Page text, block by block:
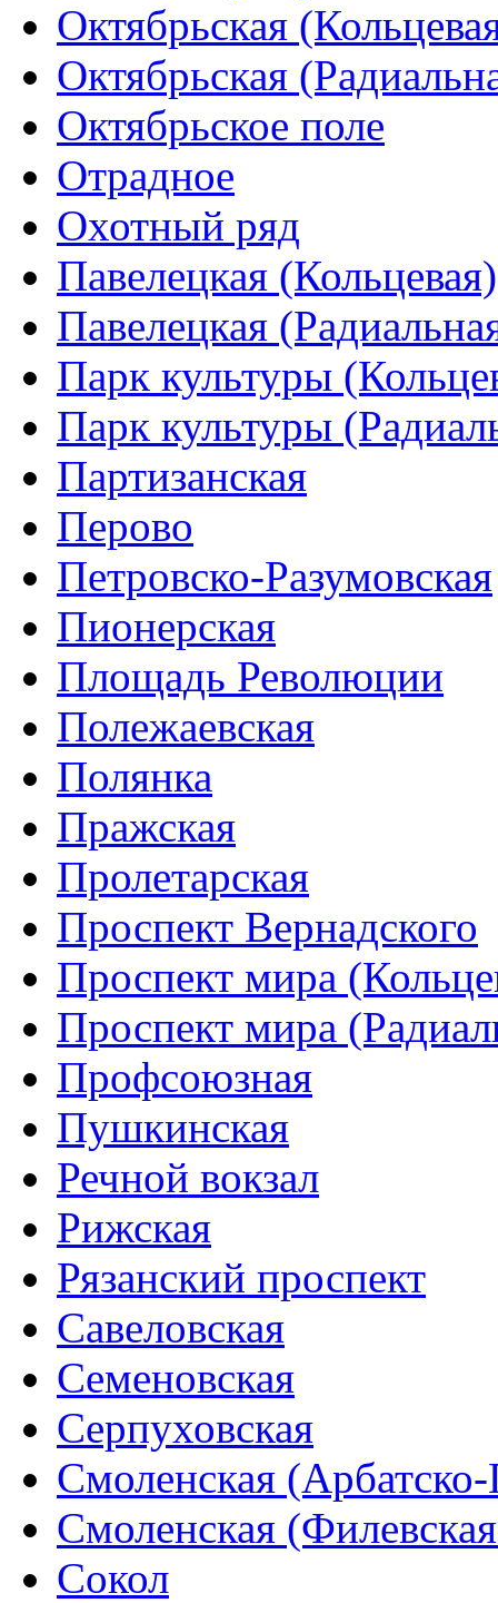
Октябрьская
Октябрьская
Октябрьское поле
Отрадное
Охотный ряд
Павелецкая (Кольцевая)
Павелецкая
Парк культуры
Парк культуры
Партизанская
Перово
Петровско-Разумовская
Пионерская
Площадь Революции
Полежаевская
Полянка
Пражская
Пролетарская
Проспект Вернадского
Проспект мира
Проспект мира
Профсоюзная
Пушкинская
Речной вокзал
Рижская
Рязанский проспект
Савеловская
Семеновская
Серпуховская
Смоленская
Смоленская
Сокол